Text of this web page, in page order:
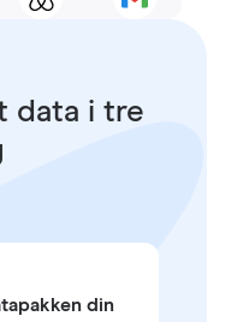
data i tre
din